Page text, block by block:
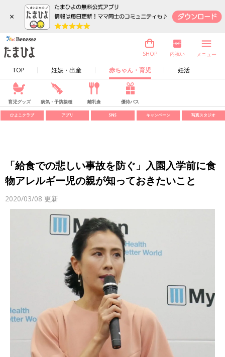
×
TOP 妊娠・出産 赤ちゃん・育児 妊活
SHOP 内祝い メニュー
育児グッズ 病気・予防接種 離乳食 優待パス
ひよこクラブ アプリ SNS キャンペーン 写真スタジオ
「給食での悲しい事故を防ぐ」入園入学前に食
物アレルギー児の親が知っておきたいこと
2020/03/08 更新